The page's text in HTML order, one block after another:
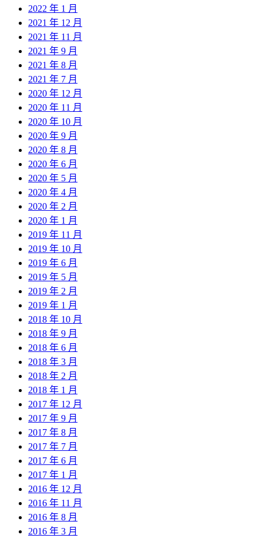
2022 年 1 月
2021 年 12 月
2021 年 11 月
2021 年 9 月
2021 年 8 月
2021 年 7 月
2020 年 12 月
2020 年 11 月
2020 年 10 月
2020 年 9 月
2020 年 8 月
2020 年 6 月
2020 年 5 月
2020 年 4 月
2020 年 2 月
2020 年 1 月
2019 年 11 月
2019 年 10 月
2019 年 6 月
2019 年 5 月
2019 年 2 月
2019 年 1 月
2018 年 10 月
2018 年 9 月
2018 年 6 月
2018 年 3 月
2018 年 2 月
2018 年 1 月
2017 年 12 月
2017 年 9 月
2017 年 8 月
2017 年 7 月
2017 年 6 月
2017 年 1 月
2016 年 12 月
2016 年 11 月
2016 年 8 月
2016 年 3 月